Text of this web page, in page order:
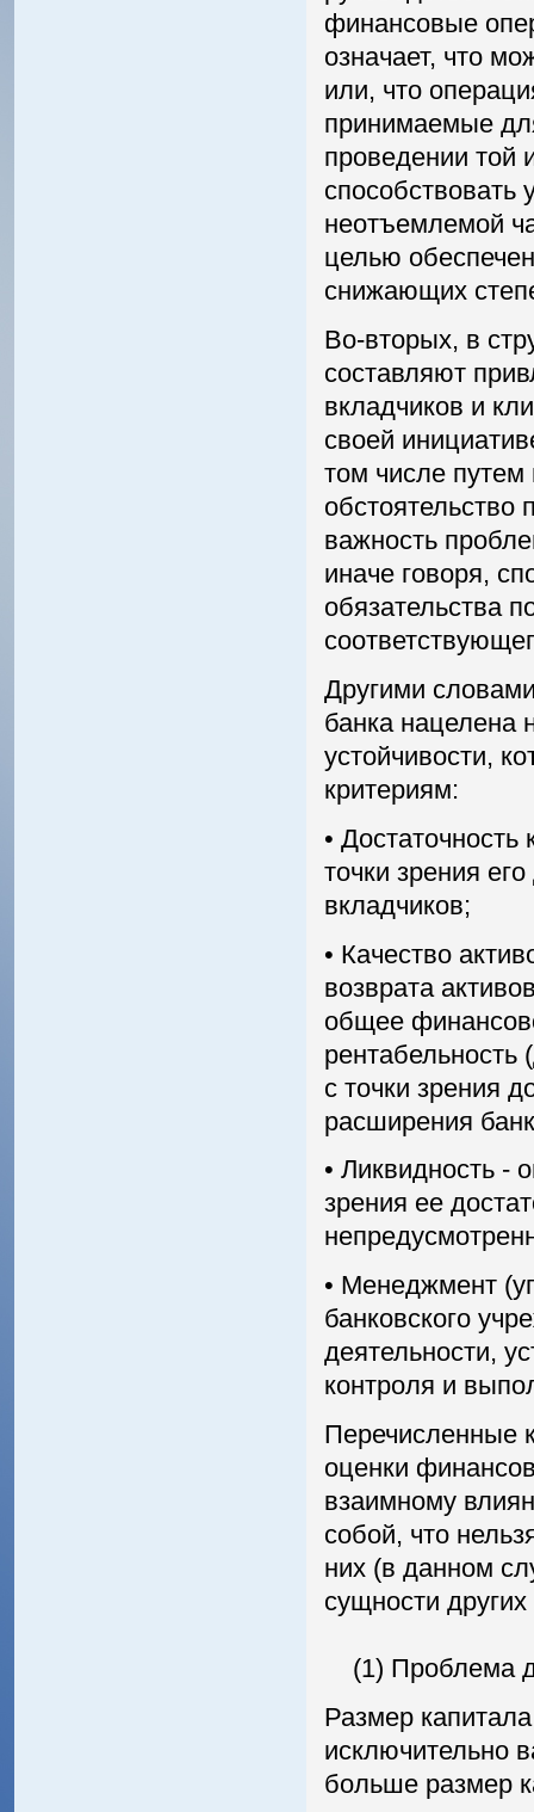
финансовые
означает, что
или, что
принимаемые
проведении той
неотъемлемой
целью
снижающих
Во-вторых, в
составляют
вкладчиков и
своей
том числе путем
обстоятельство
важность
иначе говоря,
обязательства
Другими
банка нацелена
устойчивости,
критериям:
•
точки зрения
вкладчиков;
• Качество
возврата
общее
рентабельность
с точки зрения
расширения
• Ликвидность -
зрения ее
• Менеджмент
банковского
деятельности,
контроля и
Перечисленные
оценки
взаимному
собой, что
них (в данном
сущности
(1) Проблема
Размер
исключительно
больше размер